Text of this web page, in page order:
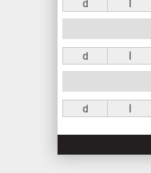
i
p
a
x
d l
d l
d l